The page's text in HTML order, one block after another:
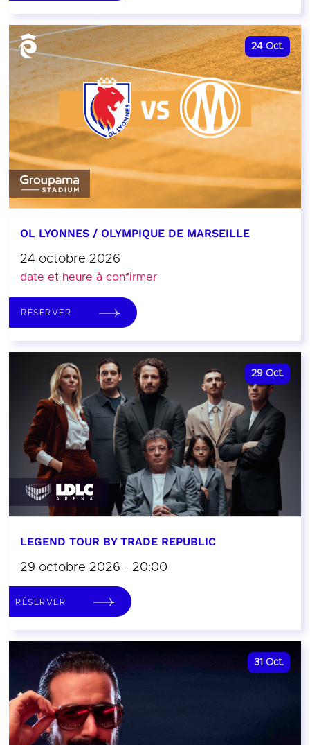
24 Oct.
OL LYONNES / OLYMPIQUE DE MARSEILLE
24 octobre 2026
date et heure à confirmer
RÉSERVER
29 Oct.
LEGEND TOUR BY TRADE REPUBLIC
29 octobre 2026 - 20:00
RÉSERVER
31 Oct.